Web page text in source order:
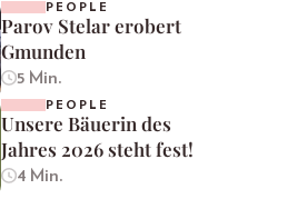
PEOPLE
Parov Stelar erobert
Gmunden
5 Min.
PEOPLE
Unsere Bäuerin des
Jahres 2026 steht fest!
4 Min.